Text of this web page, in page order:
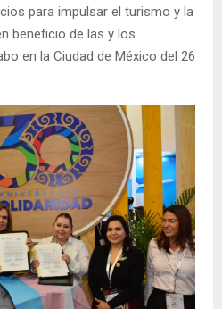
para impulsar el turismo y la
beneficio de las y los
en la Ciudad de México del 26